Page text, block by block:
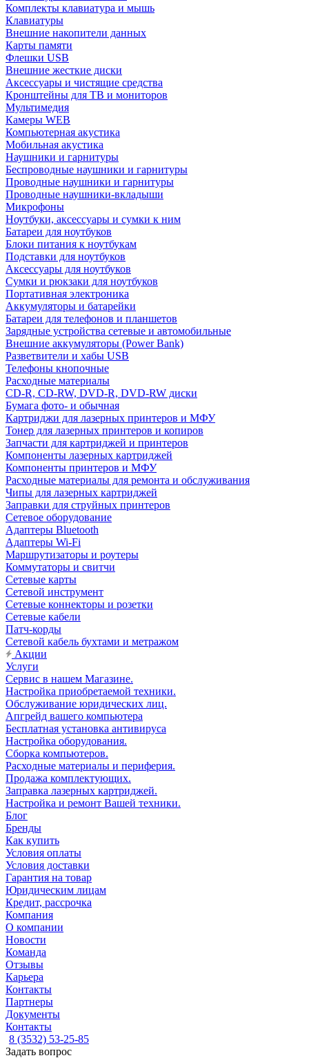
Комплекты клавиатура и мышь
Клавиатуры
Внешние накопители данных
Карты памяти
Флешки USB
Внешние жесткие диски
Аксессуары и чистящие средства
Кронштейны для ТВ и мониторов
Мультимедия
Камеры WEB
Компьютерная акустика
Мобильная акустика
Наушники и гарнитуры
Беспроводные наушники и гарнитуры
Проводные наушники и гарнитуры
Проводные наушники-вкладыши
Микрофоны
Ноутбуки, аксессуары и сумки к ним
Батареи для ноутбуков
Блоки питания к ноутбукам
Подставки для ноутбуков
Аксессуары для ноутбуков
Сумки и рюкзаки для ноутбуков
Портативная электроника
Аккумуляторы и батарейки
Батареи для телефонов и планшетов
Зарядные устройства сетевые и автомобильные
Внешние аккумуляторы (Power Bank)
Разветвители и хабы USB
Телефоны кнопочные
Расходные материалы
CD-R, CD-RW, DVD-R, DVD-RW диски
Бумага фото- и обычная
Картриджи для лазерных принтеров и МФУ
Тонер для лазерных принтеров и копиров
Запчасти для картриджей и принтеров
Компоненты лазерных картриджей
Компоненты принтеров и МФУ
Расходные материалы для ремонта и обслуживания
Чипы для лазерных картриджей
Заправки для струйных принтеров
Сетевое оборудование
Адаптеры Bluetooth
Адаптеры Wi-Fi
Маршрутизаторы и роутеры
Коммутаторы и свитчи
Сетевые карты
Сетевой инструмент
Сетевые коннекторы и розетки
Сетевые кабели
Патч-корды
Сетевой кабель бухтами и метражом
Акции
Услуги
Сервис в нашем Магазине.
Настройка приобретаемой техники.
Обслуживание юридических лиц.
Апгрейд вашего компьютера
Бесплатная установка антивируса
Настройка оборудования.
Сборка компьютеров.
Расходные материалы и периферия.
Продажа комплектующих.
Заправка лазерных картриджей.
Настройка и ремонт Вашей техники.
Блог
Бренды
Как купить
Условия оплаты
Условия доставки
Гарантия на товар
Юридическим лицам
Кредит, рассрочка
Компания
О компании
Новости
Команда
Отзывы
Карьера
Контакты
Партнеры
Документы
Контакты
8 (3532) 53-25-85
Задать вопрос